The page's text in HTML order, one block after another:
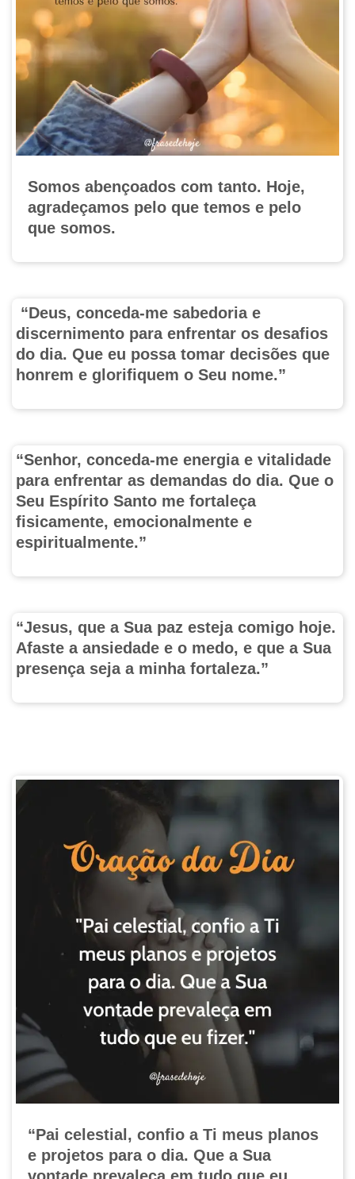
Somos abençoados com tanto. Hoje,
agradeçamos pelo que temos e pelo
que somos.
“Deus, conceda-me sabedoria e
discernimento para enfrentar os desafios
do dia. Que eu possa tomar decisões que
honrem e glorifiquem o Seu nome.”
“Senhor, conceda-me energia e vitalidade
para enfrentar as demandas do dia. Que o
Seu Espírito Santo me fortaleça
fisicamente, emocionalmente e
espiritualmente.”
“Jesus, que a Sua paz esteja comigo hoje.
Afaste a ansiedade e o medo, e que a Sua
presença seja a minha fortaleza.”
“Pai celestial, confio a Ti meus planos
e projetos para o dia. Que a Sua